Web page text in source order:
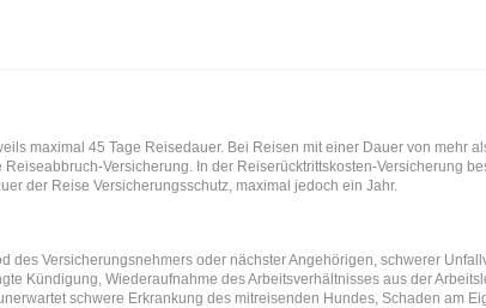
maximal 45 Tage Reisedauer. Bei Reisen mit einer Dauer von mehr
Versicherung. In der Reiserücktrittskosten-Versicherung
der Reise Versicherungsschutz, maximal jedoch ein Jahr.
Versicherungsnehmers oder nächster Angehörigen, schwerer
Kündigung, Wiederaufnahme des Arbeitsverhältnisses aus der
schwere Erkrankung des mitreisenden Hundes, Schaden am